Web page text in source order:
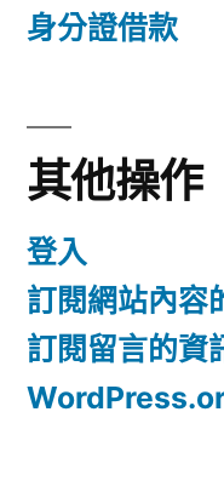
身分證借款
其他操作
登入
訂閱網站內容
訂閱留言的資